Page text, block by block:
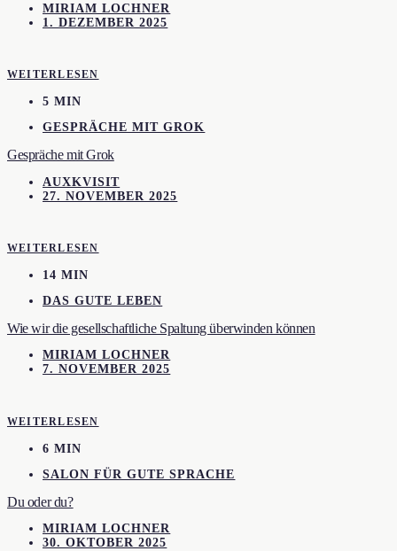
MIRIAM LOCHNER
1. DEZEMBER 2025
WEITERLESEN
5 MIN
GESPRÄCHE MIT GROK
Gespräche mit Grok
AUXKVISIT
27. NOVEMBER 2025
WEITERLESEN
14 MIN
DAS GUTE LEBEN
Wie wir die gesellschaftliche Spaltung überwinden können
MIRIAM LOCHNER
7. NOVEMBER 2025
WEITERLESEN
6 MIN
SALON FÜR GUTE SPRACHE
Du oder du?
MIRIAM LOCHNER
30. OKTOBER 2025